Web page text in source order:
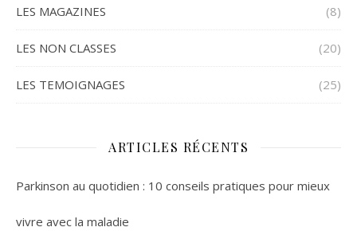
LES MAGAZINES (8)
LES NON CLASSES (20)
LES TEMOIGNAGES (25)
ARTICLES RÉCENTS
Parkinson au quotidien : 10 conseils pratiques pour mieux
vivre avec la maladie